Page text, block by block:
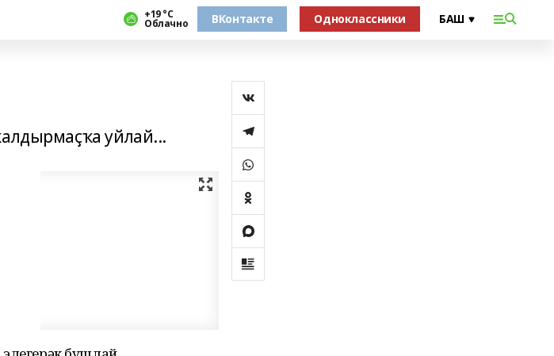
+19 °С
Облачно ВКонтакте Одноклассники
уйлай...